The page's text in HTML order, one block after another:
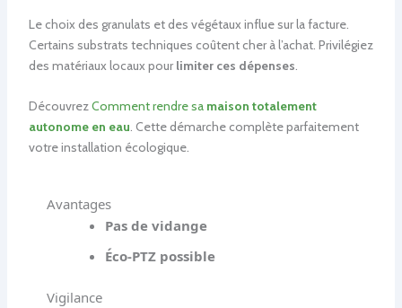
Le choix des granulats et des végétaux influe sur la facture.
Certains substrats techniques coûtent cher à l’achat. Privilégiez
des matériaux locaux pour limiter ces dépenses.
DécouvrezComment rendre sa maison totalement
autonome en eau. Cette démarche complète parfaitement
votre installation écologique.
Avantages
Pas de vidange
Éco-PTZ possible
Vigilance